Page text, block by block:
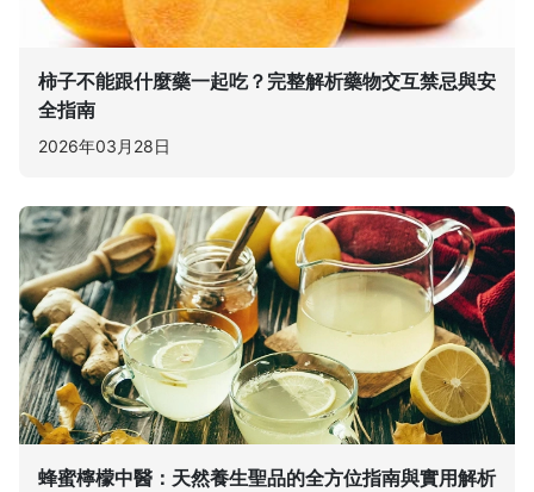
柿子不能跟什麼藥一起吃？完整解析藥物交互禁忌與安
全指南
2026年03月28日
蜂蜜檸檬中醫：天然養生聖品的全方位指南與實用解析